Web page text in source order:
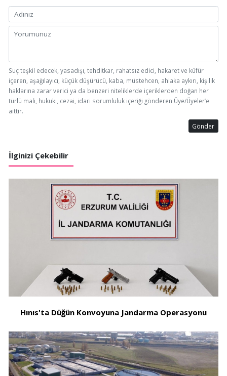
Suç teşkil edecek, yasadışı, tehditkar, rahatsız edici, hakaret ve küfür
içeren, aşağılayıcı, küçük düşürücü, kaba, müstehcen, ahlaka aykırı, kişilik
haklarına zarar verici ya da benzeri niteliklerde içeriklerden doğan her
türlü mali, hukuki, cezai, idari sorumluluk içeriği gönderen Üye/Üyeler’e
aittir.
Gönder
İlginizi Çekebilir
Hınıs'ta Düğün Konvoyuna Jandarma Operasyonu